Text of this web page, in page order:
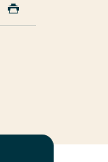
Email
deze